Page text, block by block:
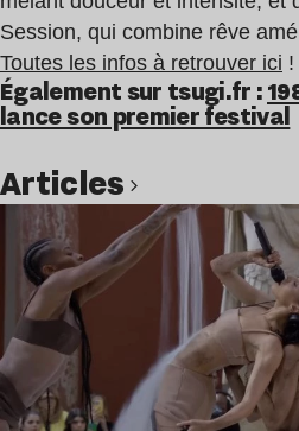
Session, qui combine rêve
Toutes les infos à retrouver ici !
Également sur tsugi.fr :
lance son premier festival
Articles